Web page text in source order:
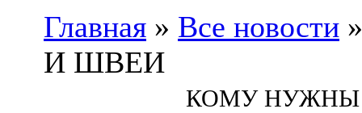
Главная » Все новости
И ШВЕИ
КОМУ НУЖНЫ